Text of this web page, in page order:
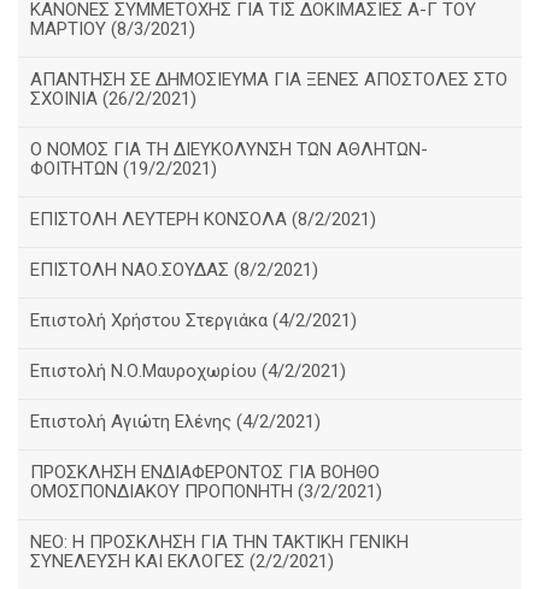
ΚΑΝΟΝΕΣ ΣΥΜΜΕΤΟΧΗΣ ΓΙΑ ΤΙΣ ΔΟΚΙΜΑΣΙΕΣ Α-Γ ΤΟΥ
ΜΑΡΤΙΟΥ (8/3/2021)
ΑΠΑΝΤΗΣΗ ΣΕ ΔΗΜΟΣΙΕΥΜΑ ΓΙΑ ΞΕΝΕΣ ΑΠΟΣΤΟΛΕΣ ΣΤΟ
ΣΧΟΙΝΙΑ (26/2/2021)
Ο ΝΟΜΟΣ ΓΙΑ ΤΗ ΔΙΕΥΚΟΛΥΝΣΗ ΤΩΝ ΑΘΛΗΤΩΝ-
ΦΟΙΤΗΤΩΝ (19/2/2021)
ΕΠΙΣΤΟΛΗ ΛΕΥΤΕΡΗ ΚΟΝΣΟΛΑ (8/2/2021)
ΕΠΙΣΤΟΛΗ ΝΑΟ.ΣΟΥΔΑΣ (8/2/2021)
Επιστολή Χρήστου Στεργιάκα (4/2/2021)
Επιστολή Ν.Ο.Μαυροχωρίου (4/2/2021)
Επιστολή Αγιώτη Ελένης (4/2/2021)
ΠΡΟΣΚΛΗΣΗ ΕΝΔΙΑΦΕΡΟΝΤΟΣ ΓΙΑ ΒΟΗΘΟ
ΟΜΟΣΠΟΝΔΙΑΚΟΥ ΠΡΟΠΟΝΗΤΗ (3/2/2021)
ΝΕΟ: Η ΠΡΟΣΚΛΗΣΗ ΓΙΑ ΤΗΝ ΤΑΚΤΙΚΗ ΓΕΝΙΚΗ
ΣΥΝΕΛΕΥΣΗ ΚΑΙ ΕΚΛΟΓΕΣ (2/2/2021)